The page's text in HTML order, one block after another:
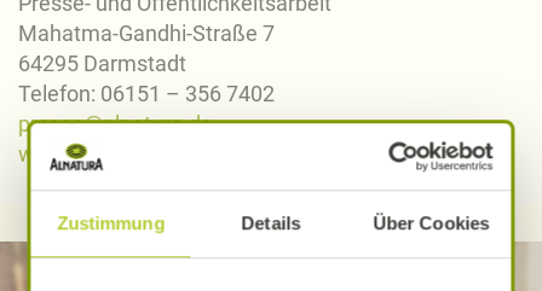
Zustimmung Details Über Cookies
Mahatma-Gandhi-Straße 7
64295 Darmstadt
Telefon: 06151 – 356 7402
presse@alnatura.de
www.alnatura.de